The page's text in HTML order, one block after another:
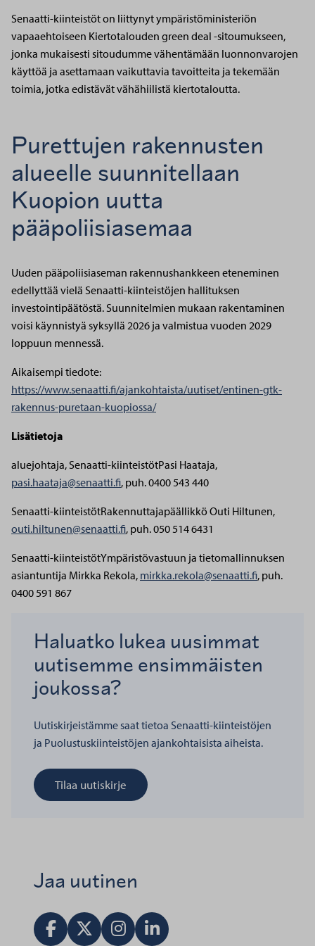
Senaatti-kiinteistöt on liittynyt ympäristöministeriön
vapaaehtoiseen Kiertotalouden green deal -sitoumukseen,
jonka mukaisesti sitoudumme vähentämään luonnonvarojen
käyttöä ja asettamaan vaikuttavia tavoitteita ja tekemään
toimia, jotka edistävät vähähiilistä kiertotaloutta.
Purettujen rakennusten
alueelle suunnitellaan
Kuopion uutta
pääpoliisiasemaa
Uuden pääpoliisiaseman rakennushankkeen eteneminen
edellyttää vielä Senaatti-kiinteistöjen hallituksen
investointipäätöstä. Suunnitelmien mukaan rakentaminen
voisi käynnistyä syksyllä 2026 ja valmistua vuoden 2029
loppuun mennessä.
Aikaisempi tiedote:
https://www.senaatti.fi/ajankohtaista/uutiset/entinen-gtk-
rakennus-puretaan-kuopiossa/
Lisätietoja
aluejohtaja, Senaatti-kiinteistötPasi Haataja,
pasi.haataja@senaatti.fi, puh. 0400 543 440
Senaatti-kiinteistötRakennuttajapäällikkö Outi Hiltunen,
outi.hiltunen@senaatti.fi, puh. 050 514 6431
Senaatti-kiinteistötYmpäristövastuun ja tietomallinnuksen
asiantuntija Mirkka Rekola, mirkka.rekola@senaatti.fi, puh.
0400 591 867
Haluatko lukea uusimmat
uutisemme ensimmäisten
joukossa?
Uutiskirjeistämme saat tietoa Senaatti-kiinteistöjen
ja Puolustuskiinteistöjen ajankohtaisista aiheista.
Tilaa uutiskirje
Jaa uutinen